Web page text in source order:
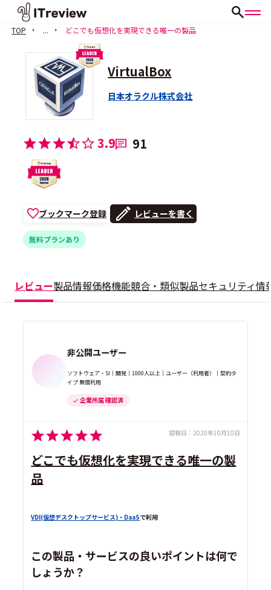
TOP ... どこでも仮想化を実現できる唯一の製品
VirtualBox
日本オラクル株式会社
3.9 91
ブックマーク登録 レビューを書く
無料プランあり
レビュー製品情報価格機能競合・類似製品セキュリティ情
非公開ユーザー
ソフトウェア・SI｜開発｜1000人以上｜ユーザー（利用者）｜契約タ
イプ 無償利用
企業所属 確認済
投稿日： 2020年10月10日
どこでも仮想化を実現できる唯一の製
品
VDI(仮想デスクトップサービス)・DaaSで利用
この製品・サービスの良いポイントは何で
しょうか？